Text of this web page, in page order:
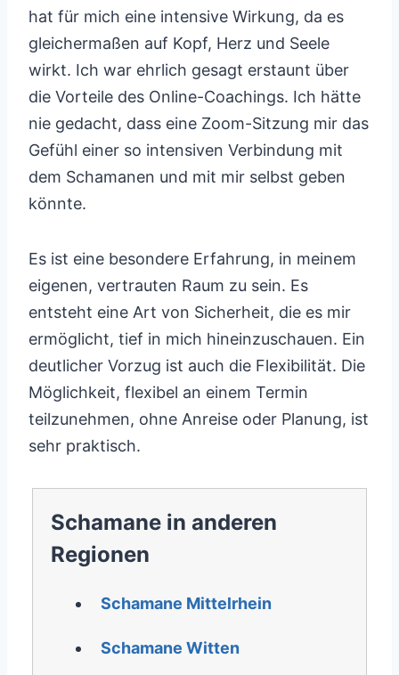
hat für mich eine intensive Wirkung, da es
gleichermaßen auf Kopf, Herz und Seele
wirkt. Ich war ehrlich gesagt erstaunt über
die Vorteile des Online-Coachings. Ich hätte
nie gedacht, dass eine Zoom-Sitzung mir das
Gefühl einer so intensiven Verbindung mit
dem Schamanen und mit mir selbst geben
könnte.
Es ist eine besondere Erfahrung, in meinem
eigenen, vertrauten Raum zu sein. Es
entsteht eine Art von Sicherheit, die es mir
ermöglicht, tief in mich hineinzuschauen. Ein
deutlicher Vorzug ist auch die Flexibilität. Die
Möglichkeit, flexibel an einem Termin
teilzunehmen, ohne Anreise oder Planung, ist
sehr praktisch.
Schamane in anderen
Regionen
Schamane Mittelrhein
Schamane Witten